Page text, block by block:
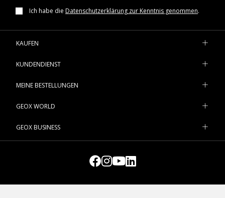
Ich habe die Datenschutzerklärung zur Kenntnis genommen.
KAUFEN
KUNDENDIENST
MEINE BESTELLUNGEN
GEOX WORLD
GEOX BUSINESS